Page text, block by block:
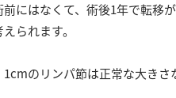
前にはなくて、術後1年で転移
られます。
1cmのリンパ節は正常な大きさ